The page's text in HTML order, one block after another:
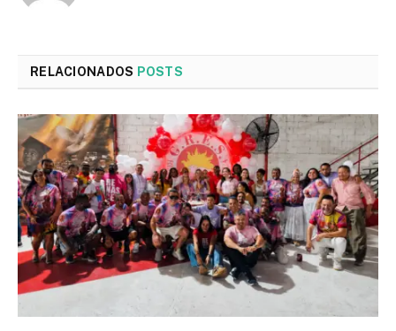
RELACIONADOS POSTS